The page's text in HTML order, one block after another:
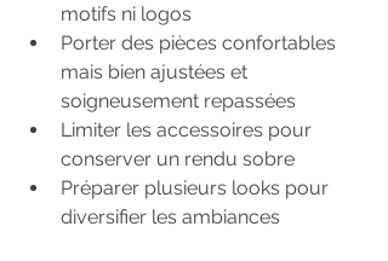
motifs ni logos
Porter des pièces confortables
mais bien ajustées et
soigneusement repassées
Limiter les accessoires pour
conserver un rendu sobre
Préparer plusieurs looks pour
diversifier les ambiances